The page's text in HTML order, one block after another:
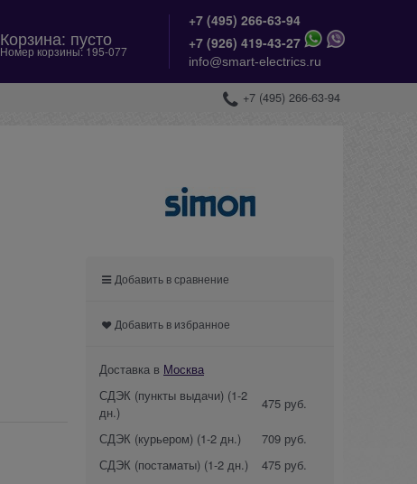
Корзина: пусто
Номер корзины: 195-077
+7 (495) 266-63-94
+7 (926) 419-43-27
info@smart-electrics.ru
+7 (495) 266-63-94
Добавить в сравнение
Добавить в избранное
Доставка в Москва
СДЭК (пункты выдачи) (1-2
дн.)
475 руб.
СДЭК (курьером) (1-2 дн.)
709 руб.
СДЭК (постаматы) (1-2 дн.) 475 руб.